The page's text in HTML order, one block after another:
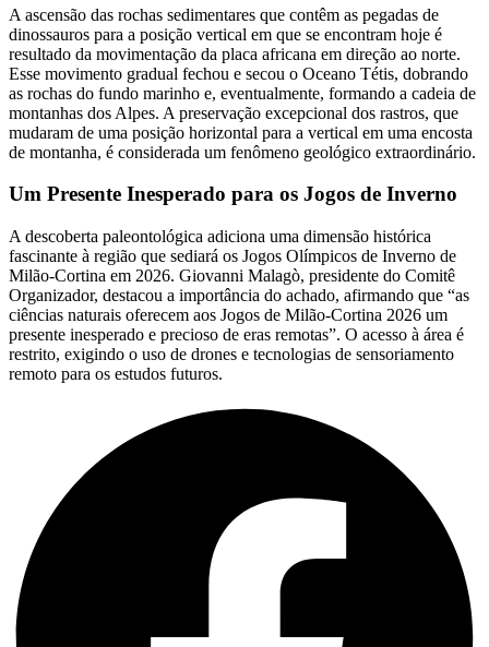
A ascensão das rochas sedimentares que contêm as pegadas de
dinossauros para a posição vertical em que se encontram hoje é
resultado da movimentação da placa africana em direção ao norte.
Esse movimento gradual fechou e secou o Oceano Tétis, dobrando
as rochas do fundo marinho e, eventualmente, formando a cadeia de
montanhas dos Alpes. A preservação excepcional dos rastros, que
mudaram de uma posição horizontal para a vertical em uma encosta
de montanha, é considerada um fenômeno geológico extraordinário.
Um Presente Inesperado para os Jogos de Inverno
A descoberta paleontológica adiciona uma dimensão histórica
fascinante à região que sediará os Jogos Olímpicos de Inverno de
Milão-Cortina em 2026. Giovanni Malagò, presidente do Comitê
Organizador, destacou a importância do achado, afirmando que “as
ciências naturais oferecem aos Jogos de Milão-Cortina 2026 um
presente inesperado e precioso de eras remotas”. O acesso à área é
restrito, exigindo o uso de drones e tecnologias de sensoriamento
remoto para os estudos futuros.